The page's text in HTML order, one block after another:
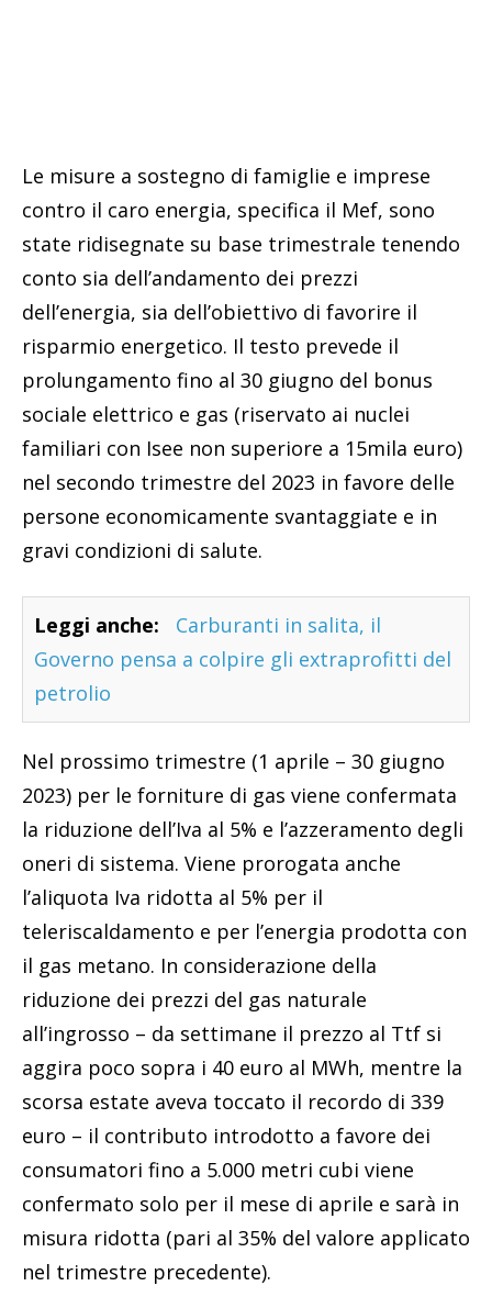
Le misure a sostegno di famiglie e imprese
contro il caro energia, specifica il Mef, sono
state ridisegnate su base trimestrale tenendo
conto sia dell’andamento dei prezzi
dell’energia, sia dell’obiettivo di favorire il
risparmio energetico. Il testo prevede il
prolungamento fino al 30 giugno del bonus
sociale elettrico e gas (riservato ai nuclei
familiari con Isee non superiore a 15mila euro)
nel secondo trimestre del 2023 in favore delle
persone economicamente svantaggiate e in
gravi condizioni di salute.
Leggi anche:
Carburanti in salita, il
Governo pensa a colpire gli extraprofitti del
petrolio
Nel prossimo trimestre (1 aprile – 30 giugno
2023) per le forniture di gas viene confermata
la riduzione dell’Iva al 5% e l’azzeramento degli
oneri di sistema. Viene prorogata anche
l’aliquota Iva ridotta al 5% per il
teleriscaldamento e per l’energia prodotta con
il gas metano. In considerazione della
riduzione dei prezzi del gas naturale
all’ingrosso – da settimane il prezzo al Ttf si
aggira poco sopra i 40 euro al MWh, mentre la
scorsa estate aveva toccato il recordo di 339
euro – il contributo introdotto a favore dei
consumatori fino a 5.000 metri cubi viene
confermato solo per il mese di aprile e sarà in
misura ridotta (pari al 35% del valore applicato
nel trimestre precedente).